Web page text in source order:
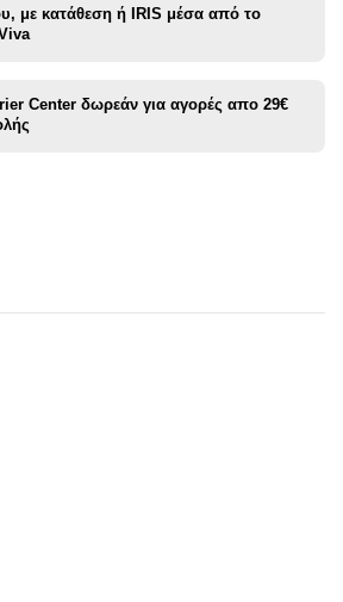
με κατάθεση ή IRIS μέσα από το
Center δωρεάν για αγορές απο 29€